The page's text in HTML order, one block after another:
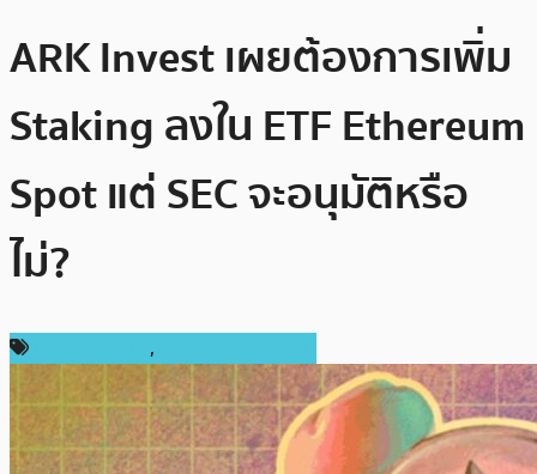
ARK Invest เผยต้องการเพิ่ม
Staking ลงใน ETF Ethereum
Spot แต่ SEC จะอนุมัติหรือ
ไม่?
,